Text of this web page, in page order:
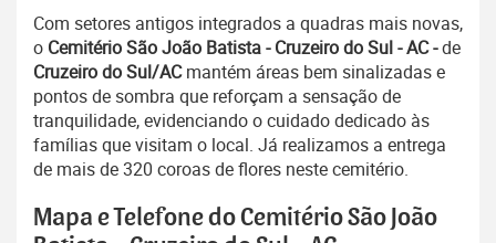
Com setores antigos integrados a quadras mais novas,
o Cemitério São João Batista - Cruzeiro do Sul - AC -de
Cruzeiro do Sul/ACmantém áreas bem sinalizadas e
pontos de sombra que reforçam a sensação de
tranquilidade, evidenciando o cuidado dedicado às
famílias que visitam o local. Já realizamos a entrega
de mais de 320 coroas de flores neste cemitério.
Mapa e Telefone do Cemitério São João